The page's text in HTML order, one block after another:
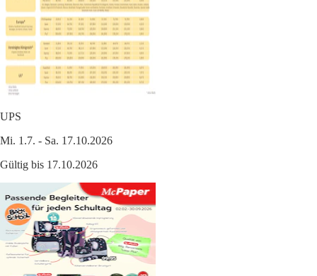
UPS
Mi. 1.7. - Sa. 17.10.2026
Gültig bis 17.10.2026